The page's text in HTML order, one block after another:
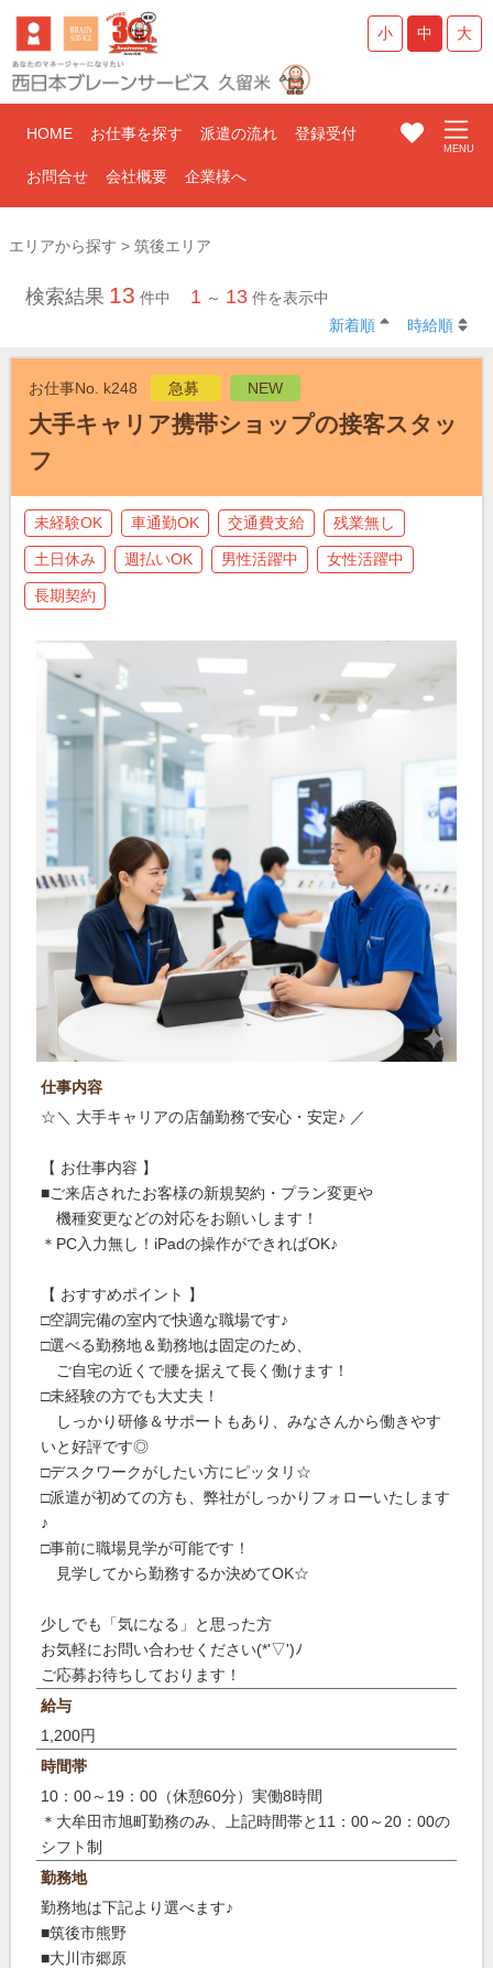
小 中 大
HOME お仕事を探す 派遣の流れ 登録受付
お問合せ 会社概要 企業様へ
エリアから探す > 筑後エリア
検索結果 13 件中 1 ～ 13 件を表示中
新着順
時給順
お仕事No. k248 急募 NEW
大手キャリア携帯ショップの接客スタッ
フ
未経験OK 車通勤OK 交通費支給 残業無し
土日休み 週払いOK 男性活躍中 女性活躍中
長期契約
仕事内容
☆＼ 大手キャリアの店舗勤務で安心・安定♪ ／
【 お仕事内容 】
■ご来店されたお客様の新規契約・プラン変更や
機種変更などの対応をお願いします！
＊PC入力無し！iPadの操作ができればOK♪
【 おすすめポイント 】
□空調完備の室内で快適な職場です♪
□選べる勤務地＆勤務地は固定のため、
ご自宅の近くで腰を据えて長く働けます！
□未経験の方でも大丈夫！
しっかり研修＆サポートもあり、みなさんから働きやす
いと好評です◎
□デスクワークがしたい方にピッタリ☆
□派遣が初めての方も、弊社がしっかりフォローいたします
♪
□事前に職場見学が可能です！
見学してから勤務するか決めてOK☆
少しでも「気になる」と思った方
お気軽にお問い合わせください(*'▽')ﾉ
ご応募お待ちしております！
給与
1,200円
時間帯
10：00～19：00（休憩60分）実働8時間
＊大牟田市旭町勤務のみ、上記時間帯と11：00～20：00の
シフト制
勤務地
勤務地は下記より選べます♪
■筑後市熊野
■大川市郷原